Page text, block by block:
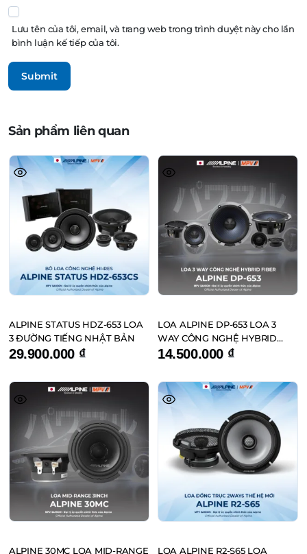
Lưu tên của tôi, email, và trang web trong trình duyệt này cho lần
bình luận kế tiếp của tôi.
Sản phẩm liên quan
ALPINE STATUS HDZ-653 LOA
3 ĐƯỜNG TIẾNG NHẬT BẢN
29.900.000 ₫
LOA ALPINE DP-653 LOA 3
WAY CÔNG NGHỆ HYBRID
FIBER
14.500.000 ₫
ALPINE 30MC LOA MID-RANGE
LOA ALPINE R2-S65 LOA